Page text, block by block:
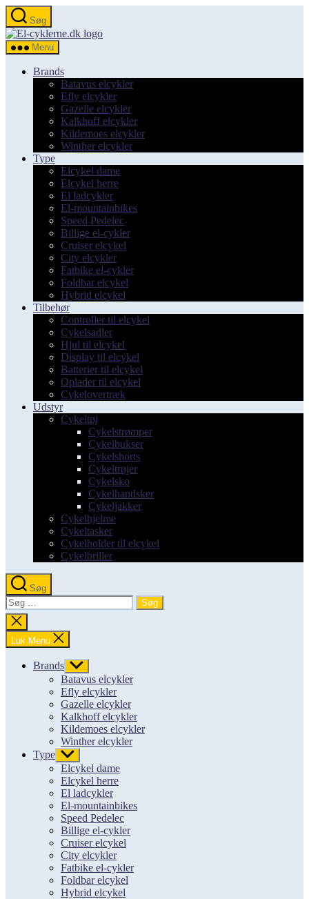
Spring
til
indholdet
Søg
el-
Menu
Brands
Batavus elcykler
Efly elcykler
Gazelle elcykler
Kalkhoff elcykler
Kildemoes elcykler
Winther elcykler
Type
Elcykel dame
Elcykel herre
El ladcykler
El-mountainbikes
Speed Pedelec
Billige el-cykler
Cruiser elcykel
City elcykler
Fatbike el-cykler
Foldbar elcykel
Hybrid elcykel
Tilbehør
Controller til elcykel
Cykelsadler
Hjul til elcykel
Display til elcykel
Batterier til elcykel
Oplader til elcykel
Cykelovertræk
Udstyr
Cykeltøj
Cykelstrømper
Cykelbukser
Cykelshorts
Cykeltrøjer
Cykelsko
Cykelhandsker
Cykeljakker
Cykelhjelme
Cykeltasker
Cykelholder til elcykel
Cykelbriller
Søg
Søg
efter:
Luk
søgning
Luk Menu
Brands Vis
undermenu
Batavus elcykler
Efly elcykler
Gazelle elcykler
Kalkhoff elcykler
Kildemoes elcykler
Winther elcykler
Type Vis
undermenu
Elcykel dame
Elcykel herre
El ladcykler
El-mountainbikes
Speed Pedelec
Billige el-cykler
Cruiser elcykel
City elcykler
Fatbike el-cykler
Foldbar elcykel
Hybrid elcykel